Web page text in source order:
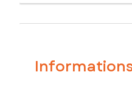
possibilités
des travaux sont à
Les informations sur